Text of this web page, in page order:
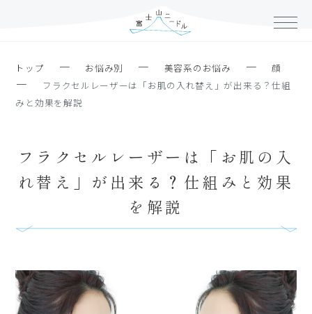
トップ ー お悩み別 ー 美容系のお悩み ー 顔
ー
フラクセルレーザーは「お肌の入れ替え」が出来る？仕組
みと効果を解説
フラクセルレーザーは「お肌の入
れ替え」が出来る？仕組みと効果
を解説